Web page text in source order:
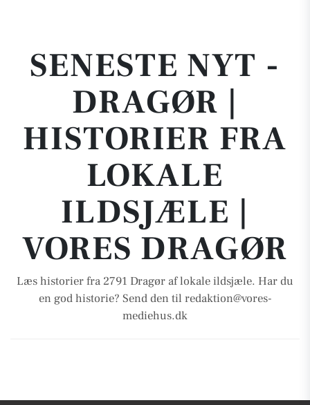
SENESTE NYT -
DRAGØR |
HISTORIER FRA
LOKALE
ILDSJÆLE |
VORES DRAGØR
Læs historier fra 2791 Dragør af lokale ildsjæle. Har du
en god historie? Send den til redaktion@vores-
mediehus.dk